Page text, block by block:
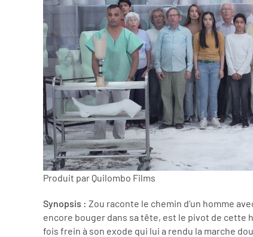
Produit par Quilombo Films
Synopsis : Zou raconte le chemin d’un homme
encore bouger dans sa tête, est le pivot de cette
fois frein à son exode qui lui a rendu la marche